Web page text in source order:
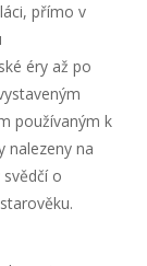
přímo v
éry až po
používaným k
nalezeny na
o